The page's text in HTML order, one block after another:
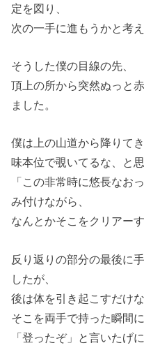
定を図り、
次の一手に進もうかと考
そうした僕の目線の先、
頂上の所から突然ぬっと
ました。
僕は上の山道から降りて
味本位で覗いてるな、と思
「この非常時に悠長なお
み付けながら、
なんとかそこをクリアー
反り返りの部分の最後に
したが、
後は体を引き起こすだけな
そこを両手で持った瞬間
「登ったぞ」と言いたげ